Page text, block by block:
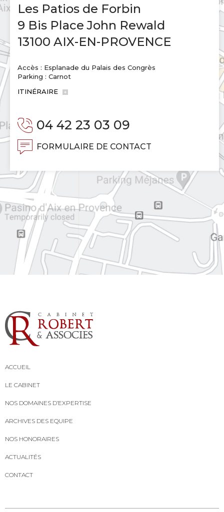
Les Patios de Forbin
9 Bis Place John Rewald
13100 AIX-EN-PROVENCE
Accès : Esplanade du Palais des Congrès
Parking : Carnot
ITINÉRAIRE
04 42 23 03 09
FORMULAIRE DE CONTACT
ACCUEIL
LE CABINET
NOS DOMAINES D’EXPERTISE
ARCHIVES DES EQUIPE
NOS HONORAIRES
ACTUALITÉS
CONTACT